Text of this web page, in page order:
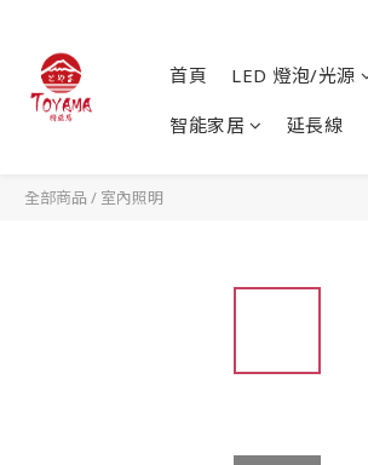
首頁 LED 燈泡/光源
智能家居 延長線
全部商品 / 室內照明